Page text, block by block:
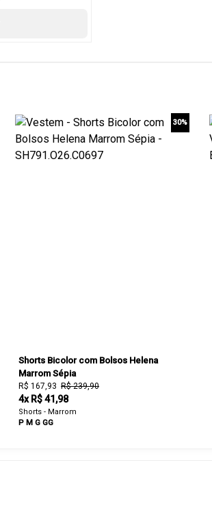
30%
Shorts Bicolor com Bolsos Helena
Marrom Sépia
R$ 167,93 R$ 239,90
4x R$ 41,98
Shorts - Marrom
P M G GG